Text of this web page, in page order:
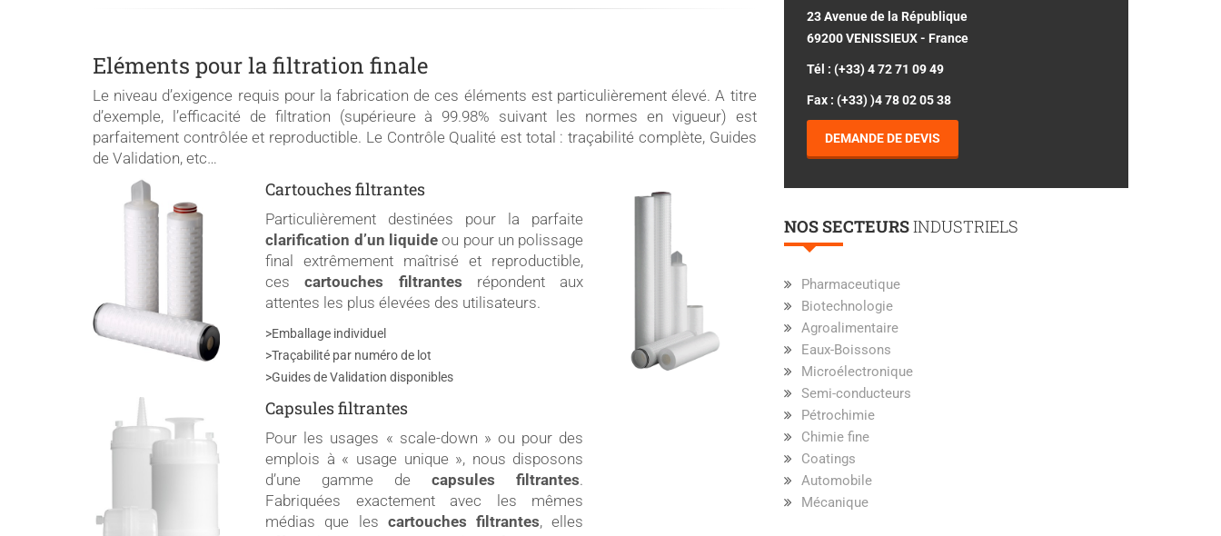
Eléments pour la filtration finale
Le niveau d’exigence requis pour la fabrication de ces éléments est particulièrement élevé. A titre
d’exemple, l’efficacité de filtration (supérieure à 99.98% suivant les normes en vigueur) est
parfaitement contrôlée et reproductible. Le Contrôle Qualité est total : traçabilité complète, Guides
de Validation, etc…
Cartouches filtrantes
Particulièrement destinées pour la parfaite
clarification d’un liquideou pour un polissage
final extrêmement maîtrisé et reproductible,
cescartouches filtrantes répondent aux
attentes les plus élevées des utilisateurs.
>Emballage individuel
>Traçabilité par numéro de lot
>Guides de Validation disponibles
Capsules filtrantes
Pour les usages « scale-down » ou pour des
emplois à « usage unique », nous disposons
d’une gamme decapsules filtrantes.
Fabriquées exactement avec les mêmes
médias que les cartouches filtrantes, elles
23 Avenue de la République
69200 VENISSIEUX - France
Tél : (+33) 4 72 71 09 49
Fax : (+33) )4 78 02 05 38
DEMANDE DE DEVIS
NOS SECTEURSINDUSTRIELS
Pharmaceutique
Biotechnologie
Agroalimentaire
Eaux-Boissons
Microélectronique
Semi-conducteurs
Pétrochimie
Chimie fine
Coatings
Automobile
Mécanique